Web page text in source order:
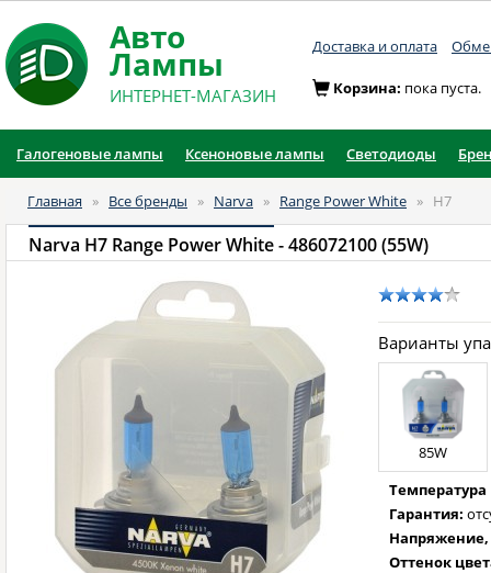
Авто
Лампы
ИНТЕРНЕТ-МАГАЗИН
Доставка и оплата
Корзина: пока пуста.
Галогеновые лампы Ксеноновые лампы Светодиоды
Главная » Все бренды » Narva » Range Power White » H7
Narva H7 Range Power White- 486072100 (55W)
Варианты
85W
Температура
Гарантия:
Оттенок